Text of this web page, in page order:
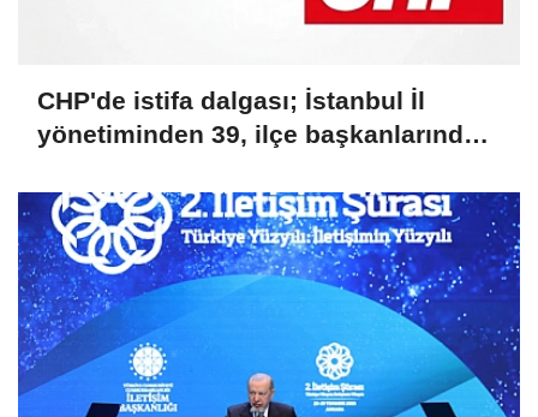
CHP'de istifa dalgası; İstanbul İl
yönetiminden 39, ilçe başkanlarından